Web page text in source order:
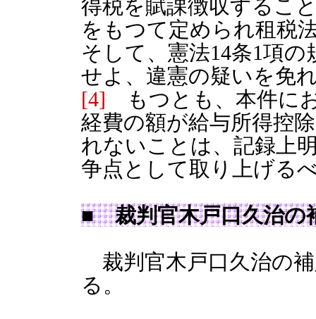
得税を賦課徴収するこ
をもつて定められ租税
そして、憲法14条1項
せよ、違憲の疑いを免
[4] もつとも、本件に
経費の額が給与所得控
れないことは、記録上
争点として取り上げる
■ 裁判官木戸口久治の
裁判官木戸口久治の
る。